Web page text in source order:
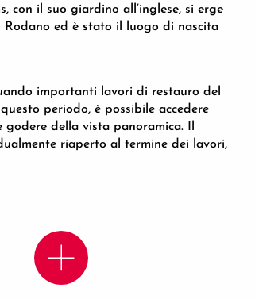
con il suo giardino all’inglese, si erge
ed è stato il luogo di nascita
importanti lavori di restauro del
periodo, è possibile accedere
godere della vista panoramica. Il
riaperto al termine dei lavori,